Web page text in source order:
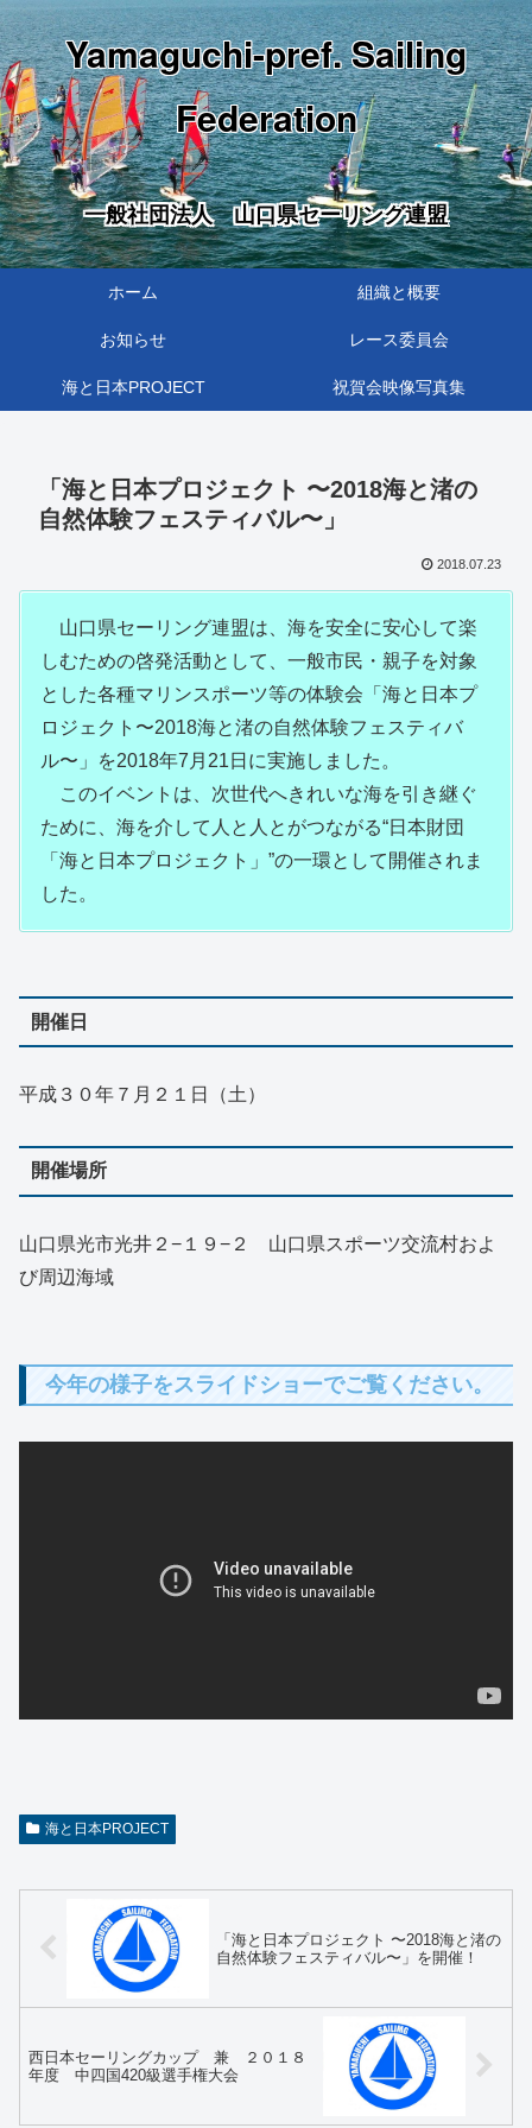
Yamaguchi-pref. Sailing
Federation
一般社団法人 山口県セーリング連盟
ホーム 組織と概要
お知らせ レース委員会
海と日本PROJECT 祝賀会映像写真集
「海と日本プロジェクト 〜2018海と渚の
自然体験フェスティバル〜」
2018.07.23
山口県セーリング連盟は、海を安全に安心して楽
しむための啓発活動として、一般市民・親子を対象
とした各種マリンスポーツ等の体験会「海と日本プ
ロジェクト〜2018海と渚の自然体験フェスティバ
ル〜」を2018年7月21日に実施しました。
このイベントは、次世代へきれいな海を引き継ぐ
ために、海を介して人と人とがつながる“日本財団
「海と日本プロジェクト」”の一環として開催されま
した。
開催日
平成３０年７月２１日（土）
開催場所
山口県光市光井２−１９−２ 山口県スポーツ交流村およ
び周辺海域
今年の様子をスライドショーでご覧ください。
海と日本PROJECT
「海と日本プロジェクト 〜2018海と渚の
自然体験フェスティバル〜」を開催！
西日本セーリングカップ 兼 ２０１８
年度 中四国420級選手権大会